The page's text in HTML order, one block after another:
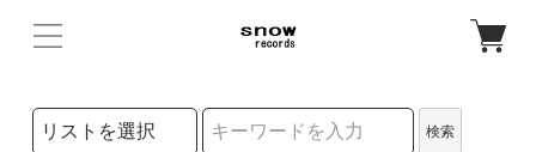
検索リストの選択
検索